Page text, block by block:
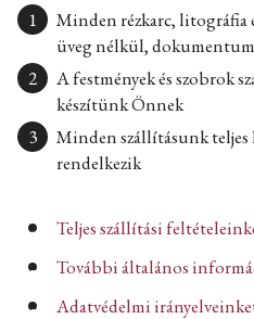
Minden rézkarc, litográfia
üveg nélkül,
A festmények és szobrok
készítünk Önnek
Minden szállításunk
rendelkezik
Teljes szállítási
További általános
Adatvédelmi